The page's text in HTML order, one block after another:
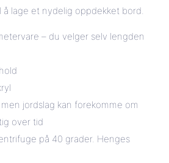
å lage et nydelig oppdekket bord.
– du velger selv lengden
jordslag kan forekomme om
over tid
på 40 grader. Henges